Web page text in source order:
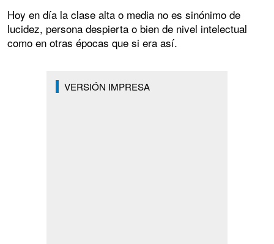
Hoy en día la clase alta o media no es sinónimo de
lucidez, persona despierta o bien de nivel intelectual
como en otras épocas que si era así.
VERSIÓN IMPRESA